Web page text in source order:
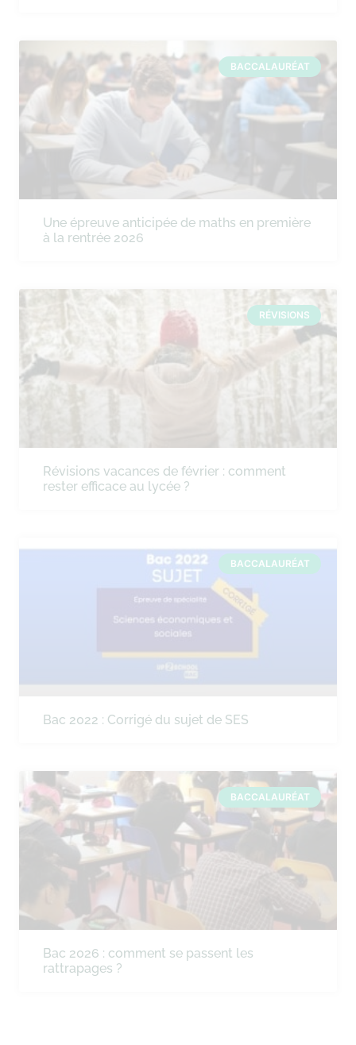
BACCALAURÉAT
Une épreuve anticipée de maths en première
à la rentrée 2026
RÉVISIONS
Révisions vacances de février : comment
rester efficace au lycée ?
BACCALAURÉAT
Bac 2022 : Corrigé du sujet de SES
BACCALAURÉAT
Bac 2026 : comment se passent les
rattrapages ?